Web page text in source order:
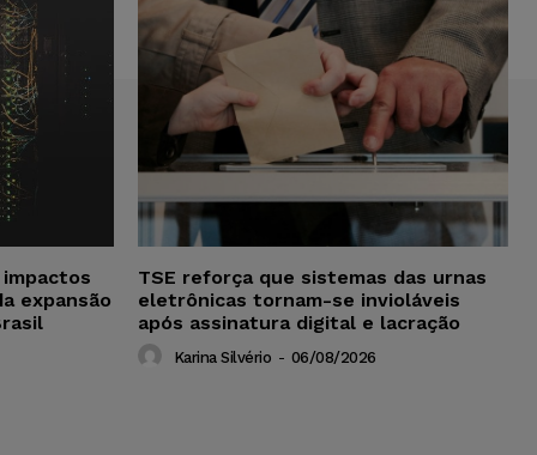
expansão
TSE reforça que sistemas das urnas
eletrônicas tornam-se invioláveis
após assinatura digital e lacração
Karina Silvério - 06/08/2026